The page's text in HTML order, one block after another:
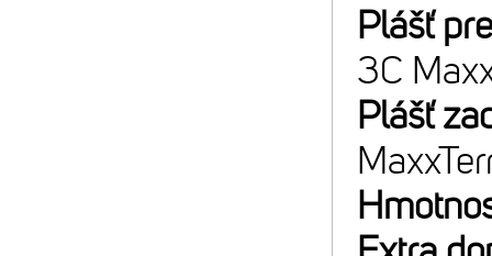
Plášť
3C
Plášť